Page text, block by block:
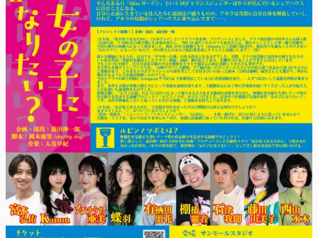
【出演】
宮本弘佑
Kanon
たけうち亜美
蝶羽
有栖川朋花
棚橋麗音
石津我聞
藤田由美子
西山水木
【スタッフ】
企画・演出：前田伸一郎